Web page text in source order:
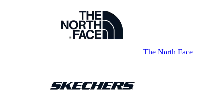
The North Face